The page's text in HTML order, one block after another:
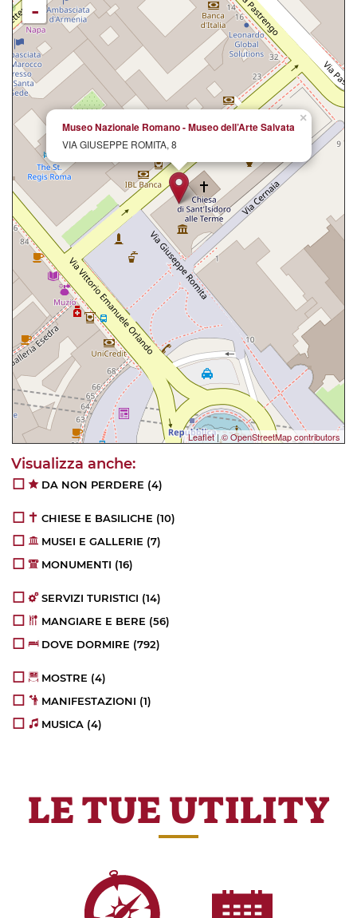
×
Museo Nazionale Romano - Museo dell’Arte Salvata
VIA GIUSEPPE ROMITA, 8
-
Leaflet|© OpenStreetMap contributors
DA NON PERDERE (4)
CHIESE E BASILICHE (10)
MUSEI E GALLERIE (7)
MONUMENTI (16)
SERVIZI TURISTICI (14)
MANGIARE E BERE (56)
DOVE DORMIRE (792)
MOSTRE (4)
MANIFESTAZIONI (1)
MUSICA (4)
LE TUE UTILITY